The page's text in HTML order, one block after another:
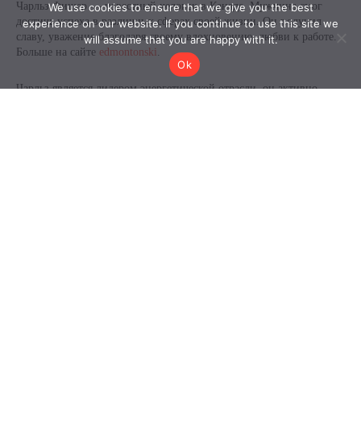
We use cookies to ensure that we give you the best
experience on our website. If you continue to use this site we
will assume that you are happy with it.
Ok